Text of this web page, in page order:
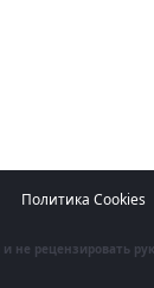
Политика Cookies
не рецензировать